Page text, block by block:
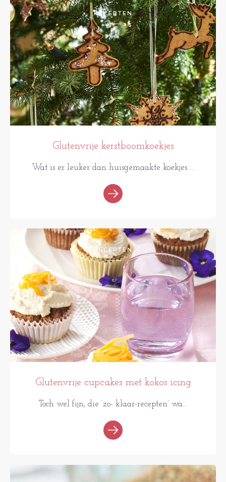
RECEPTEN
Glutenvrije kerstboomkoekjes
Wat is er leuker dan huisgemaakte koekjes ...
RECEPTEN
Glutenvrije cupcakes met kokos icing
Toch wel fijn, die ‘zo- klaar-recepten’ wa...